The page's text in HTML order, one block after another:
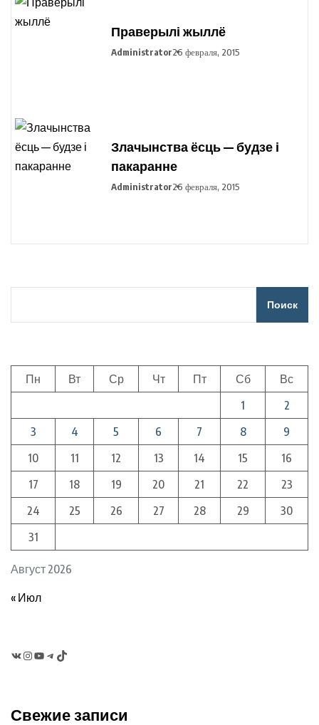
Праверылі жыллё
Administrator26 февраля, 2015
Злачынства ёсць — будзе і
пакаранне
Administrator26 февраля, 2015
Поиск
Август 2026
Пн Вт Ср Чт Пт Сб
Вс
1
2
3
4 5 6 7 8
9
10
11 12 13 14 15
16
17
18 19 20 21 22
23
24
25 26 27 28 29
30
31
« Июл
Instagram
YouTubeTelegram
TikTok
Свежие записи